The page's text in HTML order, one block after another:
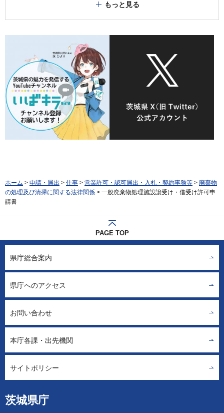
もっと見る
ホーム > 申請・届出 > 仕事 > 営業許可・認可届出・入札・契約事務等 > 廃棄物
の処理及び清掃に関する法律関係 > 一般廃棄物処理施設譲受け・借受け許可申
請書
PAGE TOP
茨城県庁
県庁総合案内
県庁へのアクセス
お問い合わせ
本庁各課・出先機関
サイトポリシー